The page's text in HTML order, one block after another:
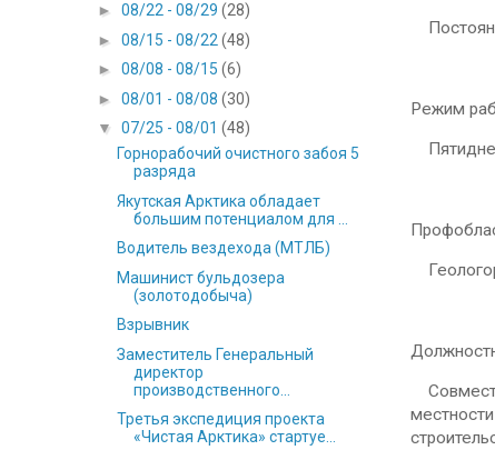
Режим
► 08/22 - 08/29 (28)
► 08/15 - 08/22 (48)
► 08/08 - 08/15 (6)
► 08/01 - 08/08 (30)
▼ 07/25 - 08/01 (48)
Горнорабочий очистного забоя 5
разряда
Якутская Арктика обладает
большим потенциалом для ...
Водитель вездехода (МТЛБ)
Машинист бульдозера
(золотодобыча)
Взрывник
Заместитель Генеральный
директор
производственного...
Третья экспедиция проекта
«Чистая Арктика» стартуе...